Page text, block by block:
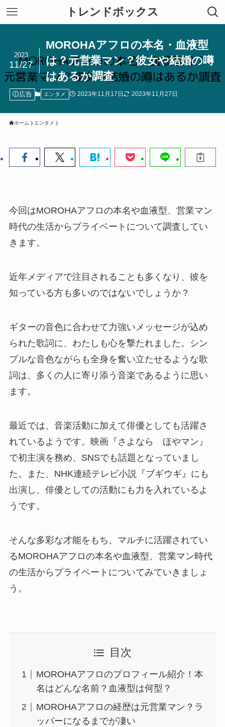
トレンドボックス
MOROHAアフロの本名・血液型
は？元営業マン？彼女や結婚の噂
はあるか調査
2023
11/27
広告 エンタメ 2023年11月17日 2023年11月27日
ホーム エンタメ
今回はMOROHAアフロの本名や血液型、営業マン
時代の生活からプライベートについて調査してい
きます。
近年メディアで注目されることも多くなり、彼を
知っている方も多いのではないでしょうか？
ギターの音色に合わせて力強いメッセージが込め
られた歌詞に、わたしも心を撃たれました。シン
プルな音色ながらも全身を奮い立たせるような歌
詞は、多くの人に寄り添う音楽であるように思い
ます。
最近では、音楽活動に加えて俳優としても活躍さ
れているようです。映画『さよなら ほやマン』
で初主演を務め、SNSでも話題となっていまし
た。また、NHK連続テレビ小説『ブギウギ』にも
出演し、俳優としての活動にも力を入れているよ
うです。
そんな多彩な才能をもち、マルチに活躍されてい
るMOROHAアフロの本名や血液型、営業マン時代
の生活からプライベートについてみていきましょ
う。
目次
MOROHAアフロのプロフィール紹介！本
名はどんな名前？血液型は何型？
MOROHAアフロの経歴は元営業マン？ラ
ッパーになるまでが凄い